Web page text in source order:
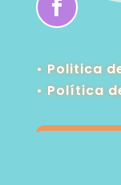
• Politica
•Política